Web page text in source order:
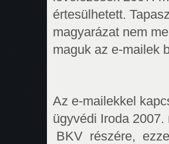
értesülhetett.
magyarázat nem
maguk az e-mailek
Az e-mailekkel
ügyvédi Iroda
BKV részére,